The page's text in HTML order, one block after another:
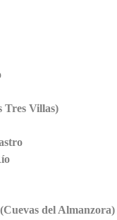
Tres Villas)
del Almanzora)